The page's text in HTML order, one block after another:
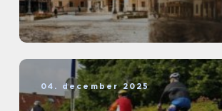
04. december 2025